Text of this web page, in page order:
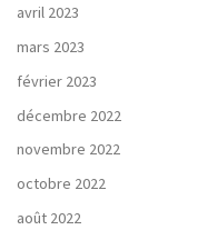
avril 2023
mars 2023
février 2023
décembre 2022
novembre 2022
octobre 2022
août 2022